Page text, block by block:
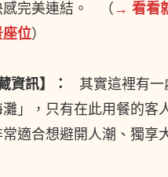
感完美連結。 （ → 看看
座位）
資訊】：
其實這裡有一
」，只有在此用餐的客
適合想避開人潮、獨享